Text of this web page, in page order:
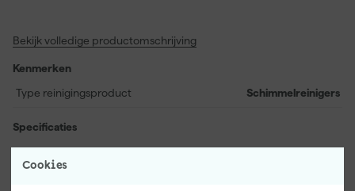
Cookies
Dankzij de handige sproeiflacon is de reiniger eenvoudig aan te
niet nodig; de oppervlakte is direct schoon, gedesinfecteerd en
preventief beschermd tegen nieuwe schimmelgroei. De
resultaat. Met een inhoud van 0,5 liter en een toelatingsnummer
grootte van de klus.
Bekijk volledige productomschrijving
Kenmerken
Type reinigingsproduct
Schimmelreinigers
Specificaties